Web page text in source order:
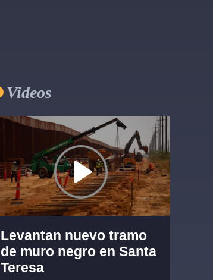
Videos
Levantan nuevo tramo
de muro negro en Santa
Teresa